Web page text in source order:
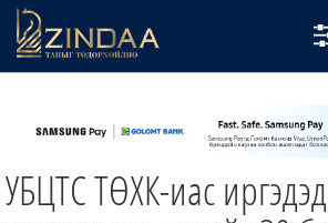
ТВ8
ӨГЛӨӨНИЙ СОНИН
АУДИО ЗОХИОЛ
УБЦТС ТӨХК-иас иргэдэд